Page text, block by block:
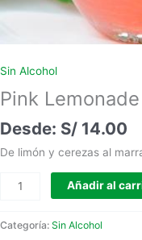
Sin Alcohol
Pink Lemonade
S/ 14.00
De limón y cerezas al
Añadir al
Categoría: Sin Alcohol